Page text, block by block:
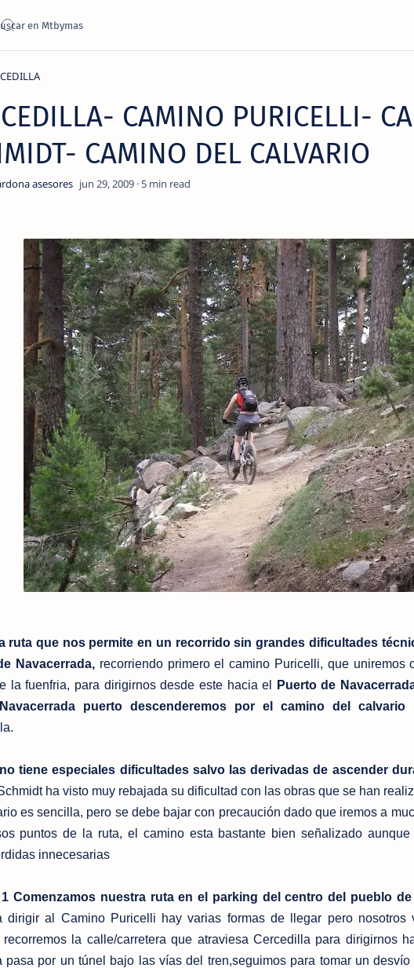
CAMINO PURICELLI-
CAMINO DEL CALVARIO
5
ruta que nos permite en un recorrido sin grandes dificultades
Navacerrada, recorriendo primero el camino Puricelli, que uniremos
la fuenfria, para dirigirnos desde este hacia el
Puerto de
puerto descenderemos por el camino del calvario
tiene especiales dificultades salvo las derivadas de ascender
ha visto muy rebajada su dificultad con las obras que se han
es sencilla, pero se debe bajar con precaución dado que iremos a
puntos de la ruta, el camino esta bastante bien señalizado aunque
innecesarias
1 Comenzamos nuestra ruta en el parking del centro del pueblo de
dirigir al Camino Puricelli hay varias formas de llegar pero nosotros
recorremos la calle/carretera que atraviesa Cercedilla para dirigirnos
pasa por un túnel bajo las vías del tren,seguimos para tomar un